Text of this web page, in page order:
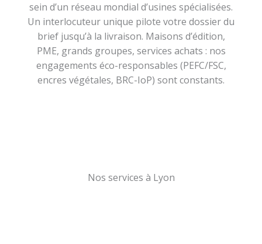
sein d’un réseau mondial d’usines spécialisées.
Un interlocuteur unique pilote votre dossier du
brief jusqu’à la livraison. Maisons d’édition,
PME, grands groupes, services achats : nos
engagements éco-responsables (PEFC/FSC,
encres végétales, BRC-IoP) sont constants.
Nos services à Lyon